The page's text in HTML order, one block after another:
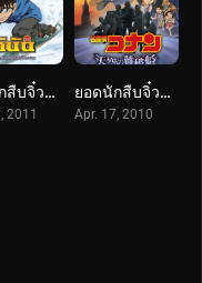
ยอดนักสืบจิ๋วโคนัน เดอะมูฟวี่ 15: นาทีเฉียดวิกฤติมรณะ (2011) Detective Conan The Movie 15: Quarter of Silence
2011
ยอดนักสืบจิ๋วโคนัน เดอะมูฟวี่ 14: ปริศนามรณะเหนือน่านฟ้า (2010) Detective Conan The Movie 14: The Lost Ship in the Sky
Apr. 17, 2010